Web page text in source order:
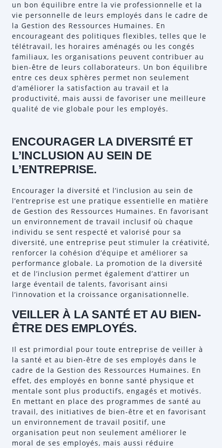
un bon équilibre entre la vie professionnelle et la
vie personnelle de leurs employés dans le cadre de
la Gestion des Ressources Humaines. En
encourageant des politiques flexibles, telles que le
télétravail, les horaires aménagés ou les congés
familiaux, les organisations peuvent contribuer au
bien-être de leurs collaborateurs. Un bon équilibre
entre ces deux sphères permet non seulement
d’améliorer la satisfaction au travail et la
productivité, mais aussi de favoriser une meilleure
qualité de vie globale pour les employés.
ENCOURAGER LA DIVERSITÉ ET
L’INCLUSION AU SEIN DE
L’ENTREPRISE.
Encourager la diversité et l’inclusion au sein de
l’entreprise est une pratique essentielle en matière
de Gestion des Ressources Humaines. En favorisant
un environnement de travail inclusif où chaque
individu se sent respecté et valorisé pour sa
diversité, une entreprise peut stimuler la créativité,
renforcer la cohésion d’équipe et améliorer sa
performance globale. La promotion de la diversité
et de l’inclusion permet également d’attirer un
large éventail de talents, favorisant ainsi
l’innovation et la croissance organisationnelle.
VEILLER À LA SANTÉ ET AU BIEN-
ÊTRE DES EMPLOYÉS.
Il est primordial pour toute entreprise de veiller à
la santé et au bien-être de ses employés dans le
cadre de la Gestion des Ressources Humaines. En
effet, des employés en bonne santé physique et
mentale sont plus productifs, engagés et motivés.
En mettant en place des programmes de santé au
travail, des initiatives de bien-être et en favorisant
un environnement de travail positif, une
organisation peut non seulement améliorer le
moral de ses employés, mais aussi réduire